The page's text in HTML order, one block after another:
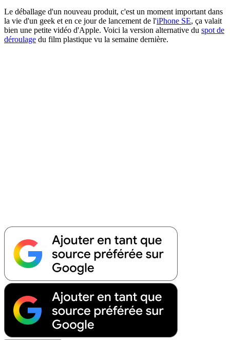
Le déballage d'un nouveau produit, c'est un moment important dans
la vie d'un geek et en ce jour de lancement de l'iPhone SE, ça valait
bien une petite vidéo d'Apple. Voici la version alternative du spot de
déroulage du film plastique vu la semaine dernière.